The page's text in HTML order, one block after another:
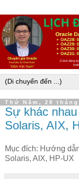
Thứ Năm, 28
Sự khác
Solaris, AIX,
Mục đích: Hướng
Solaris, AIX, HP-UX